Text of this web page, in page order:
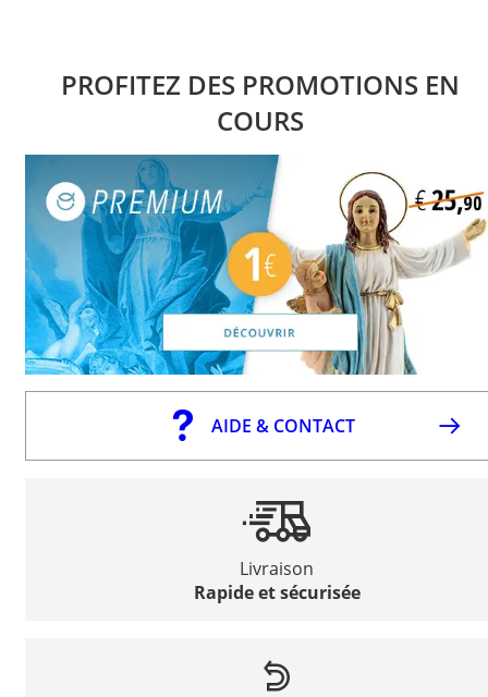
PROFITEZ DES PROMOTIONS EN
COURS
AIDE & CONTACT
Livraison
Rapide et sécurisée